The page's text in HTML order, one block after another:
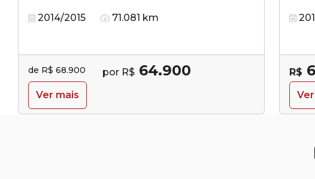
2014/2015 71.081 km
de R$ 68.900 por R$ 64.900
Ver mais
R$